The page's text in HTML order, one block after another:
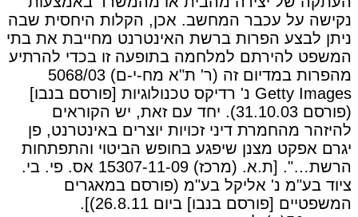
נקישה על עכבר המחשב. אכן, הקלות היחסית שבה
ניתן לבצע הפרות ברשת האינטרנט מחייבת את בתי
המשפט להירתם למלחמה בתופעה זו בכדי להרתיע
מהפרות במדיום זה (ר' ת"א מח-י-ם) 5068/03
Getty Images נ' רדיקס טכנולוגיות [פורסם בנבו]
(פורסם 31.10.03). יחד עם זאת, יש הקוראים
להיזהר מהחמרת דיני זכויות יוצרים באינטרנט, פן
יגרם אפקט מצנן שיפגע בחופש הביטוי והתפתחות
הרשת…". [ת.א. (מרכז) 15307-11-09 אס. פי. בי.
ציוד בע"מ נ' אליקל בע"מ (פורסם במאגרים
המשפטיים [פורסם בנבו] ביום 26.8.11)].